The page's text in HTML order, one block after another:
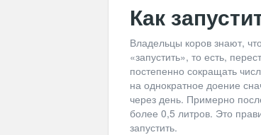
Как
Владельцы коров знают,
«запустить», то есть,
постепенно сокращать
на однократное доение
через день. Примерно
более 0,5 литров. Это
запустить.